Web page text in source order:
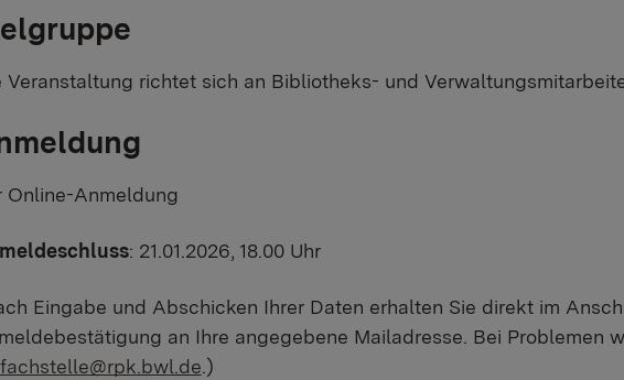
Veranstaltung richtet sich an Bibliotheks- und
Online-Anmeldung
: 21.01.2026, 18.00 Uhr
Eingabe und Abschicken Ihrer Daten erhalten Sie direkt im
an Ihre angegebene Mailadresse. Bei Problemen
fachstelle@rpk.bwl.de.)